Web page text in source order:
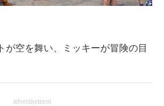
が空を舞い、ミッキーが冒険の目
advertisement